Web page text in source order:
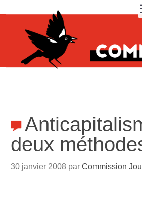
deux
30 janvier 2008 parCommission